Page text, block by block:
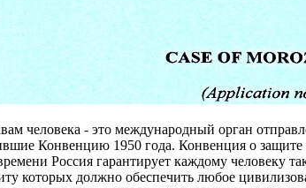
человека - это международный орган
Конвенцию 1950 года. Конвенция о
Россия гарантирует каждому человеку
которых должно обеспечить любое